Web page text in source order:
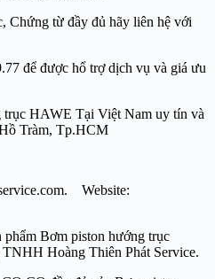
Chứng từ đầy đủ hãy liên hệ với
để được hổ trợ dịch vụ và giá ưu
HAWE Tại Việt Nam uy tín và
Tràm, Tp.HCM
Website:
Bơm piston hướng trục
Hoàng Thiên Phát Service.